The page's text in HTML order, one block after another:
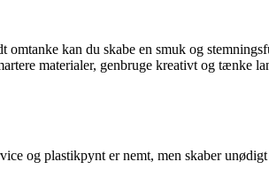
kan du skabe en smuk og
materialer, genbruge kreativt og tænke
og plastikpynt er nemt, men skaber